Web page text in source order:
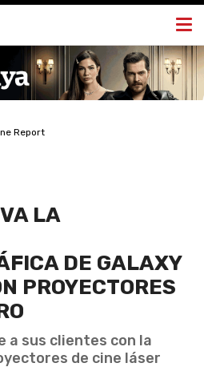
Report
LA
DE GALAXY
PROYECTORES
a sus clientes con la
de cine láser